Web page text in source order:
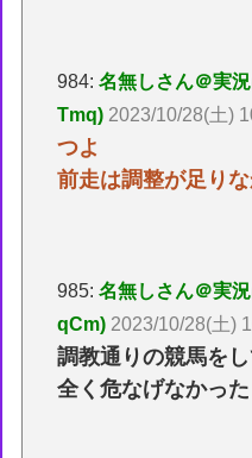
984:名無しさん＠実
Tmq) 2023/10/28(土)
つよ
前走は調整が足り
985:名無しさん＠実
qCm) 2023/10/28(土)
調教通りの競馬を
全く危なげなかった